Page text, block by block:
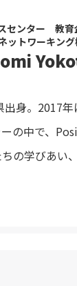
センター 教育
ットワーキ
身。2017
の中で、
の学びあい